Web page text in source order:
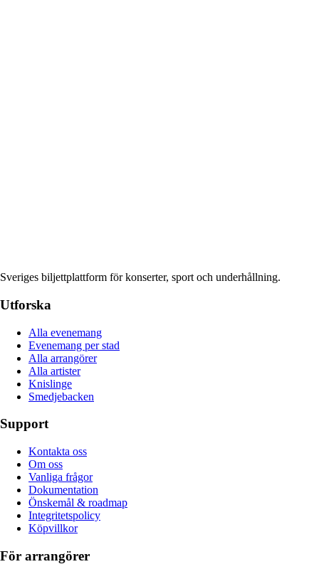
Sveriges biljettplattform för konserter, sport och underhållning.
Utforska
Alla evenemang
Evenemang per stad
Alla arrangörer
Alla artister
Knislinge
Smedjebacken
Support
Kontakta oss
Om oss
Vanliga frågor
Dokumentation
Önskemål & roadmap
Integritetspolicy
Köpvillkor
För arrangörer